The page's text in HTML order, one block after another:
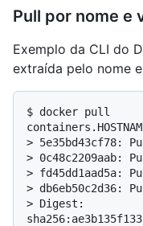
Pull por nome e
Exemplo da CLI do
extraída pelo nome
$ docker pull
> 5e35bd43cf78:
> 0c48c2209aab:
> fd45dd1aad5a:
> db6eb50c2d36:
> Digest: